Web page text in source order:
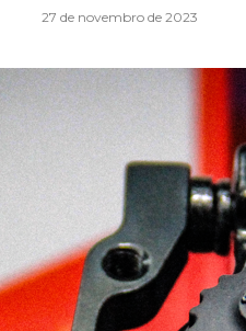
27 de novembro de 2023